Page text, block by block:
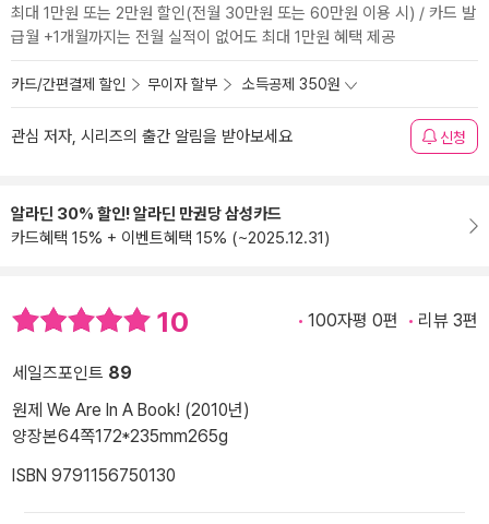
최대 1만원 또는 2만원 할인(전월 30만원 또는 60만원 이용 시) / 카드 발
급월 +1개월까지는 전월 실적이 없어도 최대 1만원 혜택 제공
카드/간편결제 할인 무이자 할부 소득공제 350원
관심 저자, 시리즈의 출간 알림을 받아보세요 신청
알라딘 30% 할인! 알라딘 만권당 삼성카드
카드혜택 15% + 이벤트혜택 15% (~2025.12.31)
10 100자평 0편 리뷰 3편
세일즈포인트 89
원제 We Are In A Book! (2010년)
양장본64쪽172*235mm265g
ISBN 9791156750130